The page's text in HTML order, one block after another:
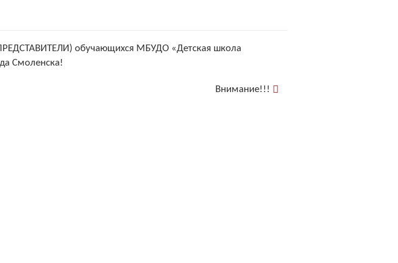
обучающихся МБУДО «Детская школа
Смоленска!
Внимание!!!